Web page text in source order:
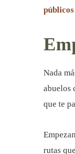
Nada
abuelos
que te
rutas